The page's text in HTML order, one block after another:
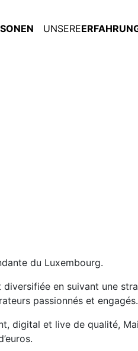
UNSERE
du Luxembourg.
diversifiée en suivant une
passionnés et engagés.
digital et live de qualité,